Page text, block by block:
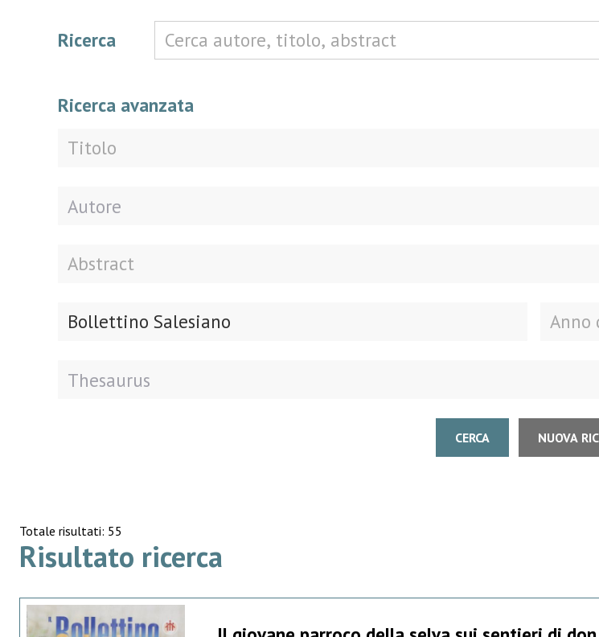
Ricerca
Ricerca avanzata
Bollettino Salesiano
CERCA NUOVA
Totale risultati: 55
Risultato ricerca